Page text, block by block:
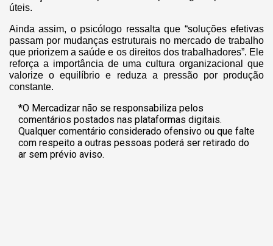
úteis.
Ainda assim, o psicólogo ressalta que “soluções efetivas
passam por mudanças estruturais no mercado de trabalho
que priorizem a saúde e os direitos dos trabalhadores”. Ele
reforça a importância de uma cultura organizacional que
valorize o equilíbrio e reduza a pressão por produção
constante.
*O Mercadizar não se responsabiliza pelos
comentários postados nas plataformas digitais.
Qualquer comentário considerado ofensivo ou que falte
com respeito a outras pessoas poderá ser retirado do
ar sem prévio aviso.